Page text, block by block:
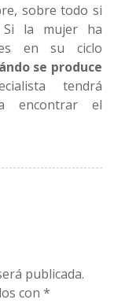
sobre todo si
Si la mujer ha
en su ciclo
se produce
tendrá
encontrar el
publicada.
con *